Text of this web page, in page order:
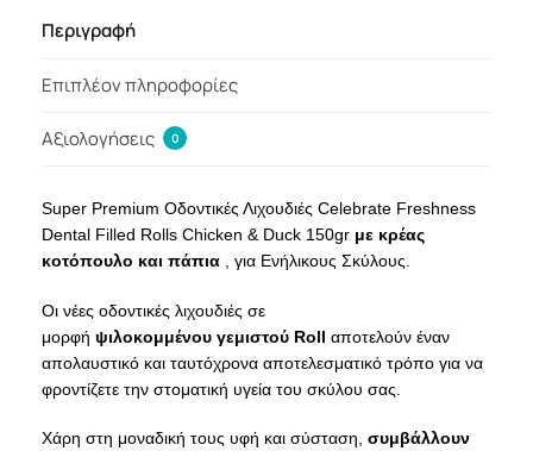
Περιγραφή
Επιπλέον πληροφορίες
Αξιολογήσεις 0
Super Premium Οδοντικές Λιχουδιές Celebrate Freshness
Dental Filled Rolls Chicken & Duck 150gr με κρέας
κοτόπουλο και πάπια , για Ενήλικους Σκύλους.
Οι νέες οδοντικές λιχουδιές σε
μορφή ψιλοκομμένου γεμιστού Roll αποτελούν έναν
απολαυστικό και ταυτόχρονα αποτελεσματικό τρόπο για να
φροντίζετε την στοματική υγεία του σκύλου σας.
Χάρη στη μοναδική τους υφή και σύσταση, συμβάλλουν